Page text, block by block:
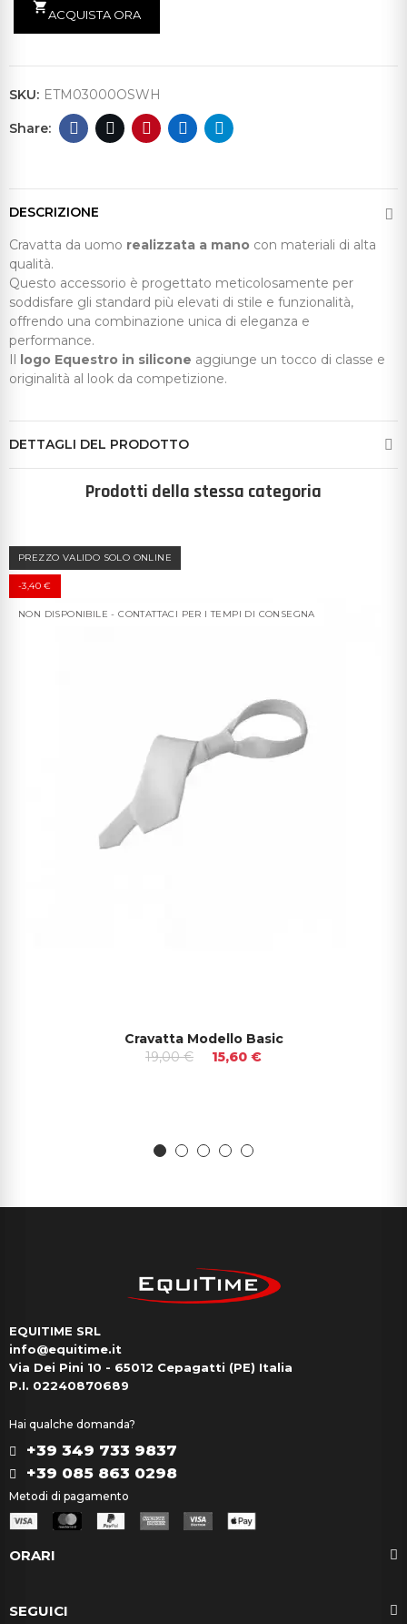
shopping_cart
ACQUISTA ORA
SKU: ETM03000OSWH
DESCRIZIONE
Cravatta da uomo realizzata a mano con materiali di alta
qualità.
Questo accessorio è progettato meticolosamente per
soddisfare gli standard più elevati di stile e funzionalità,
offrendo una combinazione unica di eleganza e
performance.
Il logo Equestro in silicone aggiunge un tocco di classe e
originalità al look da competizione.
DETTAGLI DEL PRODOTTO
Prodotti della stessa categoria
PREZZO VALIDO SOLO ONLINE
-3,40 €
NON DISPONIBILE - CONTATTACI PER I TEMPI DI CONSEGNA
Cravatta Modello Basic
19,00 €
15,60 €
EQUITIME SRL
info@equitime.it
Via Dei Pini 10 - 65012 Cepagatti (PE) Italia
P.I. 02240870689
Hai qualche domanda?
+39 349 733 9837
+39 085 863 0298
Metodi di pagamento
ORARI
SEGUICI